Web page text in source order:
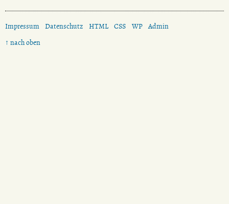
Impressum Datenschutz HTML CSS WP Admin
↑ nach oben